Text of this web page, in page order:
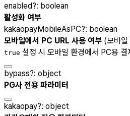
enabled?: boolean
활성화 여부
kakaopayMobileAsPC?: boolean
모바일에서 PC URL 사용 여부 (모바일
true 설정 시 모바일 환경에서 PC용
bypass?: object
PG사 전용 파라미터
kakaopay?: object